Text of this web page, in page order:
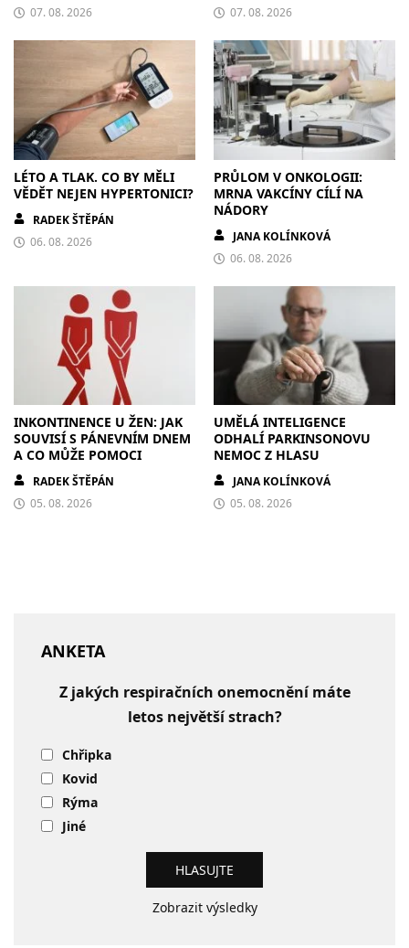
07. 08. 2026
07. 08. 2026
LÉTO A TLAK. CO BY MĚLI
VĚDĚT NEJEN HYPERTONICI?
RADEK ŠTĚPÁN
06. 08. 2026
PRŮLOM V ONKOLOGII:
MRNA VAKCÍNY CÍLÍ NA
NÁDORY
JANA KOLÍNKOVÁ
06. 08. 2026
INKONTINENCE U ŽEN: JAK
SOUVISÍ S PÁNEVNÍM DNEM
A CO MŮŽE POMOCI
RADEK ŠTĚPÁN
05. 08. 2026
UMĚLÁ INTELIGENCE
ODHALÍ PARKINSONOVU
NEMOC Z HLASU
JANA KOLÍNKOVÁ
05. 08. 2026
ANKETA
Z jakých respiračních onemocnění máte
letos největší strach?
Chřipka
Kovid
Rýma
Jiné
Zobrazit výsledky